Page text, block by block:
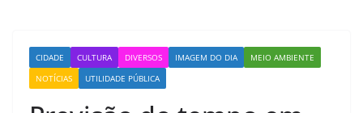
CIDADE CULTURA DIVERSOS IMAGEM DO DIA
MEIO AMBIENTE
NOTÍCIAS
UTILIDADE PÚBLICA